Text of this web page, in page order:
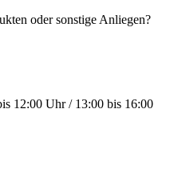
oder sonstige Anliegen?
12:00 Uhr / 13:00 bis 16:00